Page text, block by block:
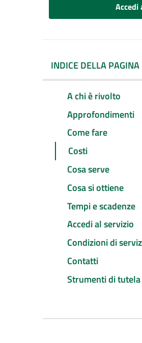
Accedi
INDICE DELLA PAGINA
A chi è rivolto
Approfondimenti
Come fare
Costi
Cosa serve
Cosa si ottiene
Tempi e scadenze
Accedi al servizio
Condizioni di
Contatti
Strumenti di tutela